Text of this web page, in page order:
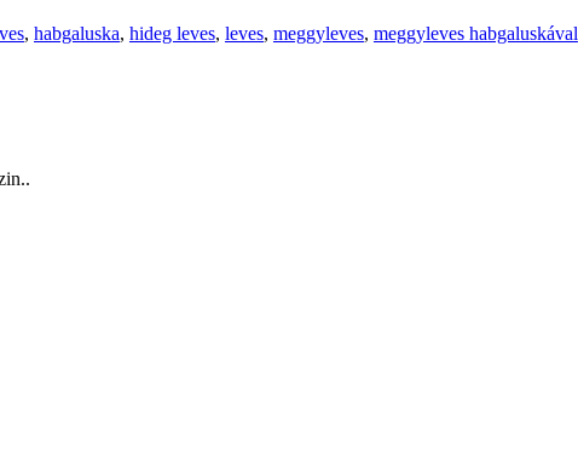
, habgaluska, hideg leves, leves, meggyleves, meggyleves habgaluskával